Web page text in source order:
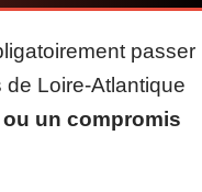
passer
de Loire-Atlantique
un compromis